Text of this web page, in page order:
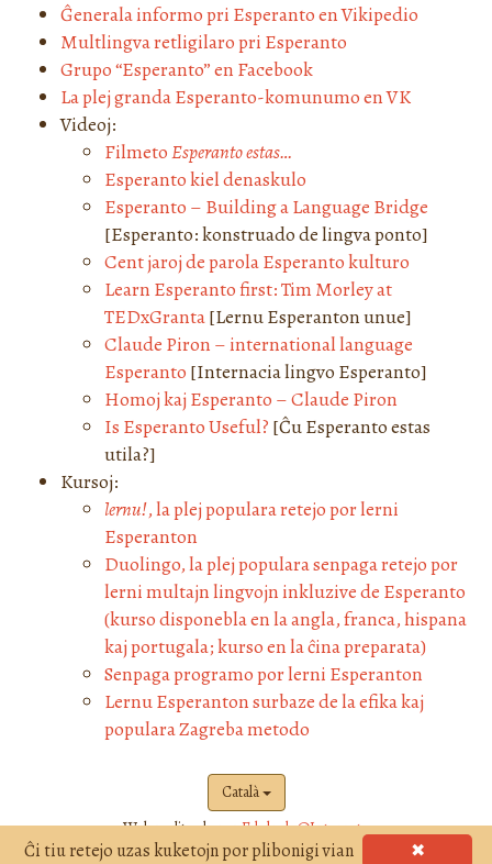
Ĝenerala informo pri Esperanto en Vikipedio
Multlingva retligilaro pri Esperanto
Grupo “Esperanto” en Facebook
La plej granda Esperanto-komunumo en VK
Videoj:
FilmetoEsperanto estas…
Esperanto kiel denaskulo
Esperanto – Building a Language Bridge
[Esperanto: konstruado de lingva ponto]
Cent jaroj de parola Esperanto kulturo
Learn Esperanto first: Tim Morley at
TEDxGranta[Lernu Esperanton unue]
Claude Piron – international language
Esperanto [Internacia lingvo Esperanto]
Homoj kaj Esperanto – Claude Piron
Is Esperanto Useful? [Ĉu Esperanto estas
utila?]
Kursoj:
lernu!, la plej populara retejo por lerni
Esperanton
Duolingo, la plej populara senpaga retejo por
lerni multajn lingvojn inkluzive de Esperanto
(kurso disponebla en la angla, franca, hispana
kaj portugala; kurso en la ĉina preparata)
Senpaga programo por lerni Esperanton
Lernu Esperanton surbaze de la efika kaj
populara Zagreba metodo
Català
Web realitzada perEdukado@Interreto
✖
Ĉi tiu retejo uzas kuketojn por plibonigi vian